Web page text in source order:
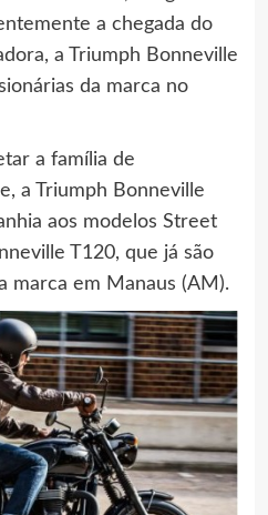
a chegada do
a Triumph Bonneville
da marca no
a família de
a Triumph Bonneville
aos modelos Street
T120, que já são
marca em Manaus (AM).